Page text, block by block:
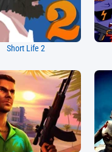
Short Life 2